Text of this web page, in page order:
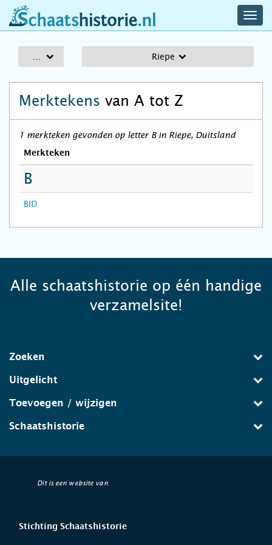
schaatshistorie.nl
Riepe
Merktekens van A tot Z
1 merkteken gevonden op letter B in Riepe, Duitsland
Merkteken
B
BID
Alle schaatshistorie op één handige
verzamelsite!
Zoeken
Uitgelicht
Toevoegen / wijzigen
Schaatshistorie
Dit is een website van
Stichting Schaatshistorie